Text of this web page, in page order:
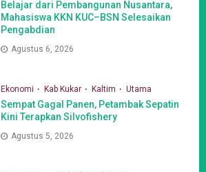
Belajar dari Pembangunan Nusantara,
Mahasiswa KKN KUC–BSN Selesaikan
Pengabdian
Agustus 6, 2026
Ekonomi Kab Kukar Kaltim Utama
Sempat Gagal Panen, Petambak Sepatin
Kini Terapkan Silvofishery
Agustus 5, 2026